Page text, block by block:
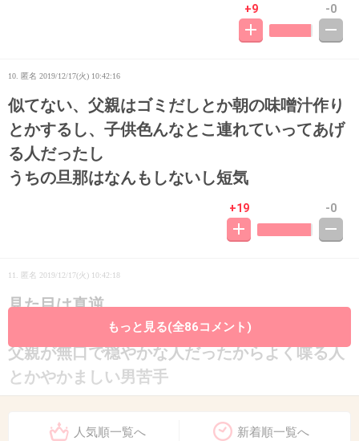
+9 -0
10. 匿名 2019/12/17(火) 10:42:16
似てない、父親はゴミだしとか朝の味噌汁作り
とかするし、子供色んなとこ連れていってあげ
る人だったし
うちの旦那はなんもしないし短気
+19 -0
11. 匿名 2019/12/17(火) 10:42:18
見た目は真逆
穏やかなところは似てるかな
父親が無口で穏やかな人だったからよく喋る人
とかやかましい男苦手
もっと見る(全86コメント)
人気順一覧へ 新着順一覧へ